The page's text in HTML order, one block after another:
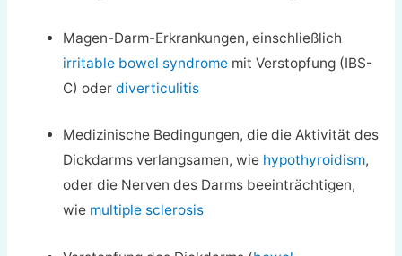
Magen-Darm-Erkrankungen, einschließlich
irritable bowel syndrome mit Verstopfung (IBS-
C) oderdiverticulitis
Medizinische Bedingungen, die die Aktivität des
Dickdarms verlangsamen, wie hypothyroidism,
oder die Nerven des Darms beeinträchtigen,
wie multiple sclerosis